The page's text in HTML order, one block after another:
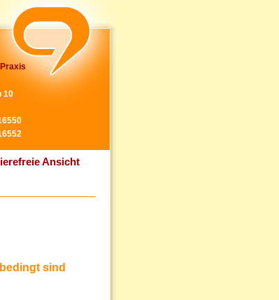
10
Ansicht
sind